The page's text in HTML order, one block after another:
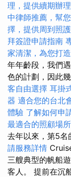
理，提供續期辦
中律師推薦，幫
擇，提供周到照護
拜簽證申請指南
家清潔，為您打
年年齡段，我們
色的計劃，因此
客自由選擇 耳掛
器 適合您的台北
體驗 了解如何申
最適合的照顧場所
去年以來，第5
請服務詳情
三艘典型的帆船
客人。 提前在沉